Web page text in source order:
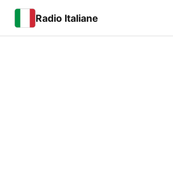
Radio Italiane